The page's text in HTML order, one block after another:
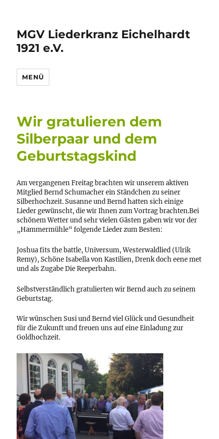
MGV Liederkranz Eichelhardt
1921 e.V.
MENÜ
Wir gratulieren dem
Silberpaar und dem
Geburtstagskind
Am vergangenen Freitag brachten wir unserem aktiven
Mitglied Bernd Schumacher ein Ständchen zu seiner
Silberhochzeit. Susanne und Bernd hatten sich einige
Lieder gewünscht, die wir Ihnen zum Vortrag brachten.Bei
schönem Wetter und sehr vielen Gästen gaben wir vor der
„Hammermühle“ folgende Lieder zum Besten:
Joshua fits the battle, Universum, Westerwaldlied (Ulrik
Remy), Schöne Isabella von Kastilien, Drenk doch eene met
und als Zugabe Die Reeperbahn.
Selbstverständlich gratulierten wir Bernd auch zu seinem
Geburtstag.
Wir wünschen Susi und Bernd viel Glück und Gesundheit
für die Zukunft und freuen uns auf eine Einladung zur
Goldhochzeit.